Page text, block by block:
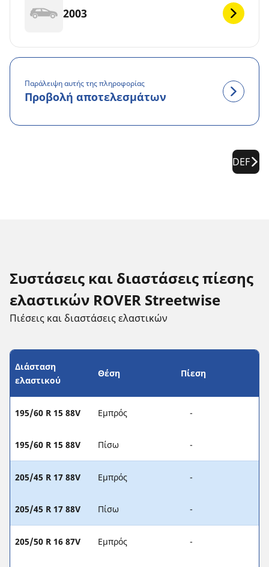
2003
Παράλειψη αυτής της πληροφορίας
Προβολή αποτελεσμάτων
DEF
Συστάσεις και διαστάσεις πίεσης
ελαστικών ROVER Streetwise
Πιέσεις και διαστάσεις ελαστικών
Διάσταση
ελαστικού
Θέση Πίεση
195/60 R 15 88V Εμπρός -
195/60 R 15 88V Πίσω -
205/45 R 17 88V Εμπρός -
205/45 R 17 88V Πίσω -
205/50 R 16 87V Εμπρός -